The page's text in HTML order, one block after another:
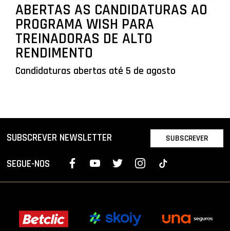
ABERTAS AS CANDIDATURAS AO
PROGRAMA WISH PARA
TREINADORAS DE ALTO
RENDIMENTO
Candidaturas abertas até 5 de agosto
SUBSCREVER NEWSLETTER SUBSCREVER
SEGUE-NOS